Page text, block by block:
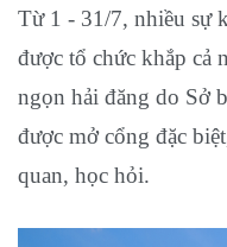
Từ 1 - 31/7, nhiều sự
được tổ chức khắp cả
ngọn hải đăng do Sở
được mở cổng đặc
quan, học hỏi.